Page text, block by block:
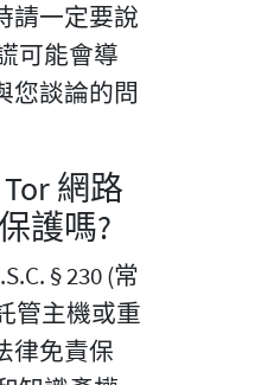
請一定要說
可能會導
您談論的問
網路
護嗎?
§ 230 (常
管主機或重
律免責保